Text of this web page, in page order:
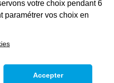
pour
la
le 19 janvier, l’Afpa Pays de la
la 2ᵉ édition du dispositif
votre choix pendant 6
paramétrer vos choix en
Accepter